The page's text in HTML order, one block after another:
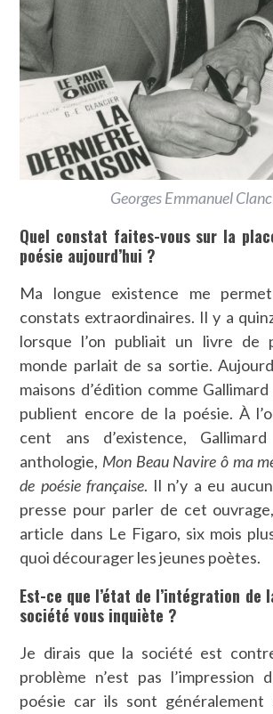
Georges Emmanuel
Quel constat faites-vous sur la
poésie aujourd’hui ?
Ma longue existence me
constats extraordinaires. Il y a
lorsque l’on publiait un livre de
monde parlait de sa sortie.
maisons d’édition comme
publient encore de la poésie. À
cent ans d’existence,
anthologie, Mon Beau Navire ô ma
de poésie française. Il n’y a eu
presse pour parler de cet
article dans Le Figaro, six mois
quoi décourager les jeunes poètes.
Est-ce que l’état de l’intégration de
société vous inquiète ?
Je dirais que la société est
problème n’est pas l’impression
poésie car ils sont généralement